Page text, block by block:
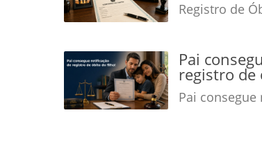
Registro de
Pai
registro de
Pai